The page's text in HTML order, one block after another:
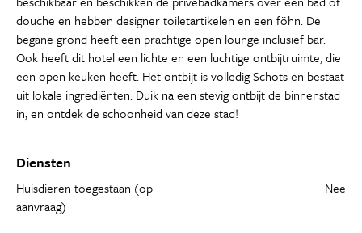
douche en hebben designer toiletartikelen en een föhn. De
begane grond heeft een prachtige open lounge inclusief bar.
Ook heeft dit hotel een lichte en een luchtige ontbijtruimte, die
een open keuken heeft. Het ontbijt is volledig Schots en bestaat
uit lokale ingrediënten. Duik na een stevig ontbijt de binnenstad
in, en ontdek de schoonheid van deze stad!
Diensten
Huisdieren toegestaan (op
aanvraag)
Nee